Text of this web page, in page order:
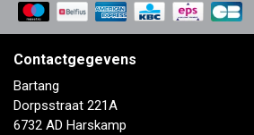
Contactgegevens
Bartang
Dorpsstraat 221A
6732 AD Harskamp